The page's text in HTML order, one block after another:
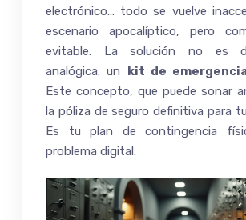
electrónico… todo se vuelve
escenario apocalíptico, pero
evitable. La solución no es
analógica: un kit de
Este concepto, que puede sonar
la póliza de seguro definitiva para
Es tu plan de contingencia
problema digital.